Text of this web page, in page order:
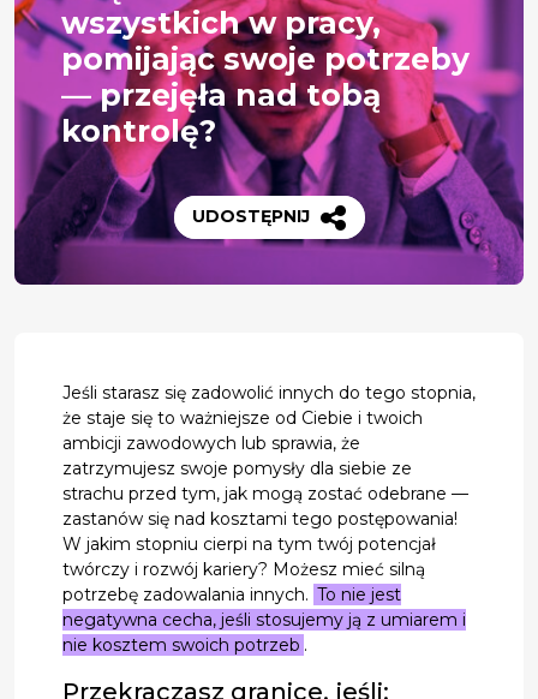
wszystkich w pracy,
pomijając swoje potrzeby
— przejęła nad tobą
kontrolę?
UDOSTĘPNIJ
Jeśli starasz się zadowolić innych do tego stopnia,
że staje się to ważniejsze od Ciebie i twoich
ambicji zawodowych lub sprawia, że
zatrzymujesz swoje pomysły dla siebie ze
strachu przed tym, jak mogą zostać odebrane —
zastanów się nad kosztami tego postępowania!
W jakim stopniu cierpi na tym twój potencjał
twórczy i rozwój kariery? Możesz mieć silną
potrzebę zadowalania innych. To nie jest
negatywna cecha, jeśli stosujemy ją z umiarem i
nie kosztem swoich potrzeb .
Przekraczasz granice, jeśli: